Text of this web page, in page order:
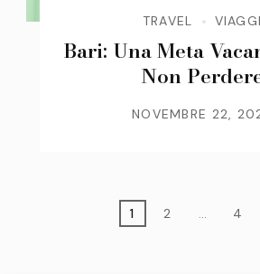
TRAVEL VIAGGI
Bari: Una Meta
Non
NOVEMBRE 22,
Paginazione
Page
1 Page
2 … 4